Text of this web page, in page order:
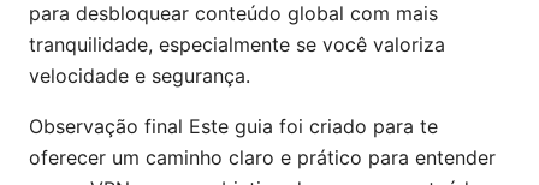
para desbloquear conteúdo global com mais
tranquilidade, especialmente se você valoriza
velocidade e segurança.
Observação final Este guia foi criado para te
oferecer um caminho claro e prático para entender